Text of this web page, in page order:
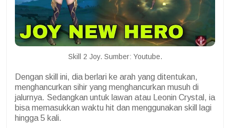
Skill 2 Joy. Sumber: Youtube.
Dengan skill ini, dia berlari ke arah yang ditentukan,
menghancurkan sihir yang menghancurkan musuh di
jalurnya. Sedangkan untuk lawan atau Leonin Crystal, ia
bisa memasukkan waktu hit dan menggunakan skill lagi
hingga 5 kali.